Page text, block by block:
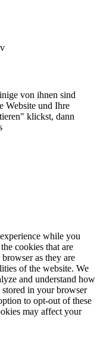
von ihnen sind
Website und Ihre
klickst, dann
while you
cookies that are
as they are
of the website. We
and understand how
in your browser
to opt-out of these
may affect your